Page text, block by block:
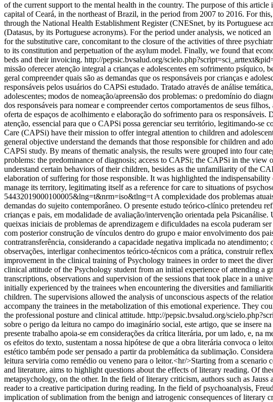
of the current support to the mental health in the country. The purpose of this
capital of Ceará, in the northeast of Brazil, in the period from 2007 to 2016. For
through the National Health Establishment Register (CNESnet, by its Portuguese
(Datasus, by its Portuguese acronyms). For the period under analysis, we noticed
for the substitutive care, concomitant to the closure of the activities of three
to its constitution and perpetuation of the asylum model. Finally, we found that
beds and their invoicing. http://pepsic.bvsalud.org/
missão oferecer atenção integral a crianças e adolescentes em sofrimento
geral compreender quais são as demandas que os responsáveis por crianças e
responsáveis pelos usuários do CAPSi estudado. Tratado através de análise
adolescentes; modos de nomeação/apreensão dos problemas: o predomínio do
dos responsáveis para nomear e compreender certos comportamentos de seus
oferta de espaços de acolhimento e elaboração do sofrimento para os
atenção, essencial para que o CAPSi possa gerenciar seu território, legitimando-
Care (CAPSi) have their mission to offer integral attention to children and
general objective understand the demands that those responsible for children and
CAPSi study. By means of thematic analysis, the results were grouped into four
problems: the predominance of diagnosis; access to CAPSi; the CAPSi in the
understand certain behaviors of their children, besides as the unfamiliarity of the
elaboration of suffering for those responsible. It was highlighted the
manage its territory, legitimating itself as a reference for care to situations of
54432019000100005&lng=t&nrm=iso&tlng=t A complexidade dos problemas
demandas do sujeito contemporâneo. O presente estudo teórico-clínico pretendeu
crianças e pais, em modalidade de avaliação/intervenção orientada pela
queixas iniciais de problemas de aprendizagem e dificuldades na escola puderam
com posterior construção de vínculos dentro do grupo e maior envolvimento dos
contratransferência, considerando a capacidade negativa implicada no
observações, interligar conhecimentos teórico-técnicos com a prática, construir
improvement in the clinical training of Psychology trainees in order to meet the
clinical attitude of the Psychology student from an initial experience of attending a
transcriptions, observations and supervision of the sessions that took place in a
initially experienced by the trainees when encountering the diversities and
children. The supervisions allowed the analysis of unconscious aspects of the
accompany the trainees in the metabolization of this emotional experience. They
the professional posture and clinical attitude. http://pepsic.bvsalud.org/
sobre o perigo da leitura no campo do imaginário social, este artigo, que se insere
presente trabalho apoia-se em considerações da crítica literária, por um lado, e, na
os efeitos do texto, sustentam a nossa hipótese de que a obra literária convoca o
estético também pode ser pensado a partir da problemática da sublimação.
leitura serviria como remédio ou veneno para o leitor.<hr/>Starting from a
and literature, aims to highlight questions about the effects of literary reading. Of
metapsychology, on the other. In the field of literary criticism, authors such as
reader to a creative participation during reading. In the field of psychoanalysis,
implication of sublimation from the benign and iatrogenic consequences of literary